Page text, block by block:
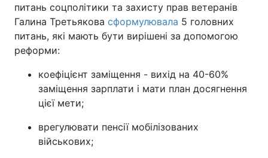
питань соцполітики та захисту прав ветеранів
Галина Третьякова сформулювала 5 головних
питань, які мають бути вирішені за допомогою
реформи:
коефіцієнт заміщення - вихід на 40-60%
заміщення зарплати і мати план досягнення
цієї мети;
врегулювати пенсії мобілізованих
військових;